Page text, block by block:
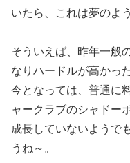
いたら、これは夢のよ
そういえば、昨年一般
なりハードルが高かっ
今となっては、普通に
ャークラブのシャドー
成長していないようで
うね～。